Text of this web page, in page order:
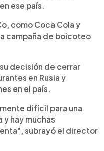
ese país.
como Coca Cola y
campaña de boicoteo
decisión de cerrar
en Rusia y
en el país.
difícil para una
y hay muchas
subrayó el director